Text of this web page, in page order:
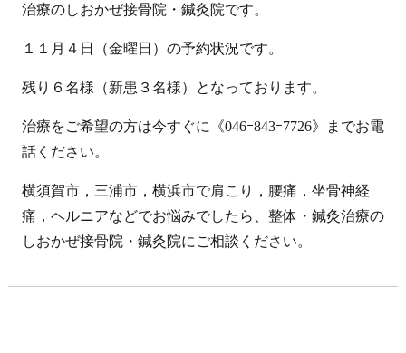
治療のしおかぜ接骨院・鍼灸院です。
１１月４日（金曜日）の予約状況です。
残り６名様（新患３名様）となっております。
治療をご希望の方は今すぐに《046ｰ843ｰ7726》までお電
話ください。
横須賀市，三浦市，横浜市で肩こり，腰痛，坐骨神経
痛，ヘルニアなどでお悩みでしたら、整体・鍼灸治療の
しおかぜ接骨院・鍼灸院にご相談ください。